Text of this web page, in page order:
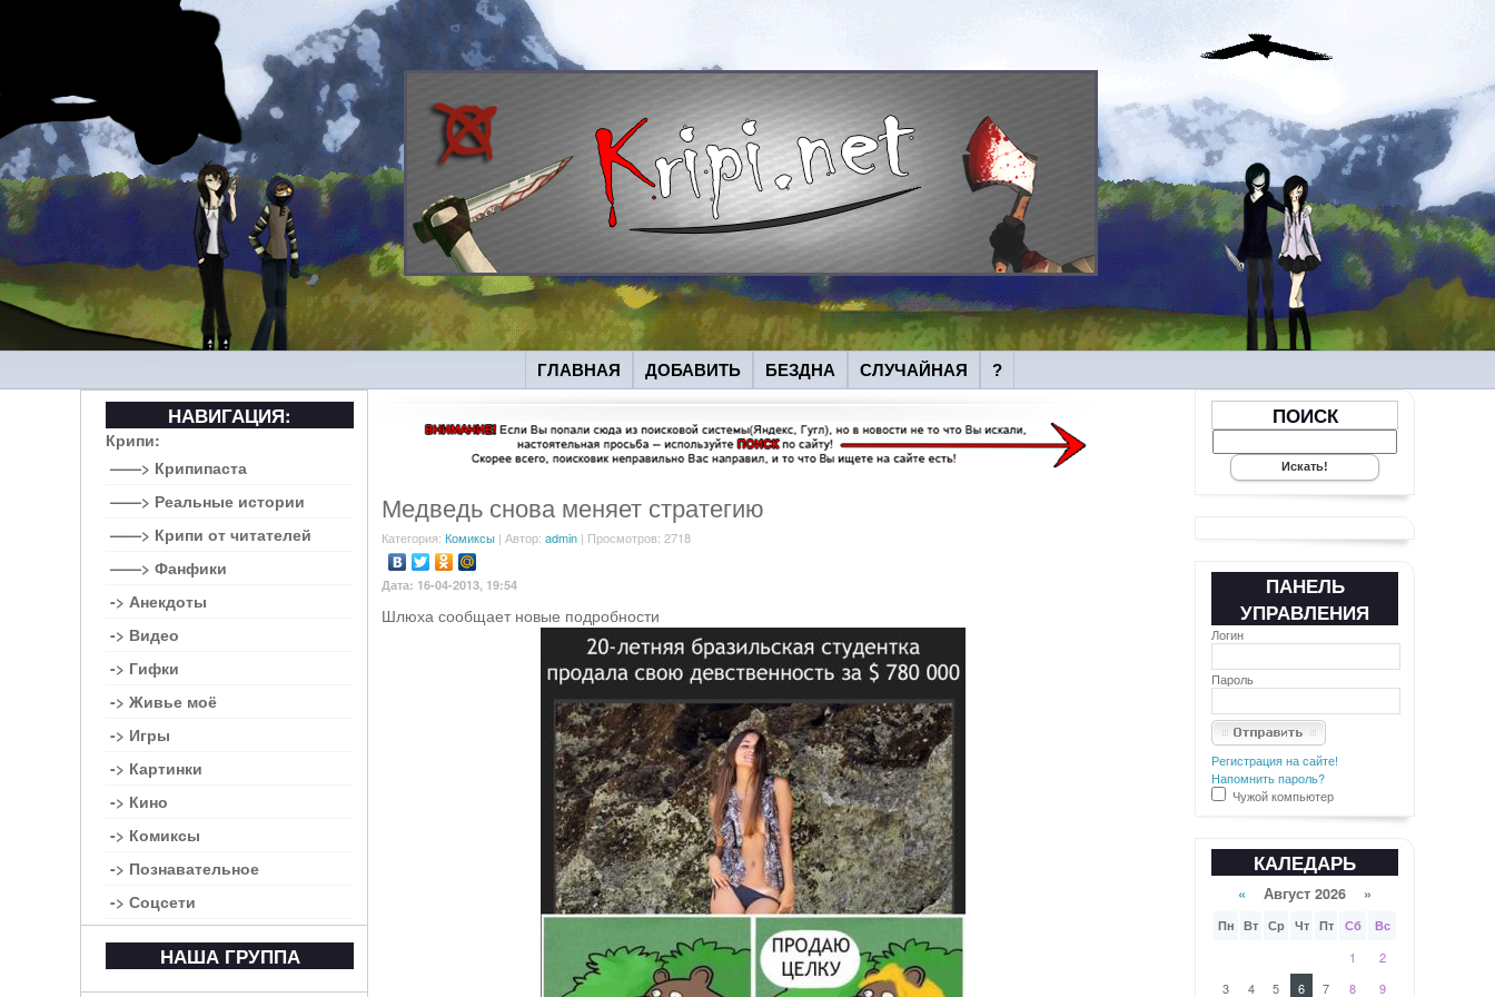
ГЛАВНАЯ ДОБАВИТЬ БЕЗДНА СЛУЧАЙНАЯ ?
Медведь снова меняет стратегию
Категория: Комиксы| Автор: admin| Просмотров: 2718
Дата: 16-04-2013, 19:54
Шлюха сообщает новые подробности
НАВИГАЦИЯ:
Крипи:
——> Крипипаста
——> Реальные истории
——> Крипи от читателей
——> Фанфики
-> Анекдоты
-> Видео
-> Гифки
-> Живье моё
-> Игры
-> Картинки
-> Кино
-> Комиксы
-> Познавательное
-> Соцсети
НАША ГРУППА
ПОИСК
ПАНЕЛЬ
УПРАВЛЕНИЯ
Логин
Пароль
Регистрация на сайте!
Напомнить пароль?
Чужой компьютер
КАЛЕДАРЬ
« Август 2026 »
Пн Вт Ср Чт Пт Сб Вс
1
2
3
4 5 6 7 8 9